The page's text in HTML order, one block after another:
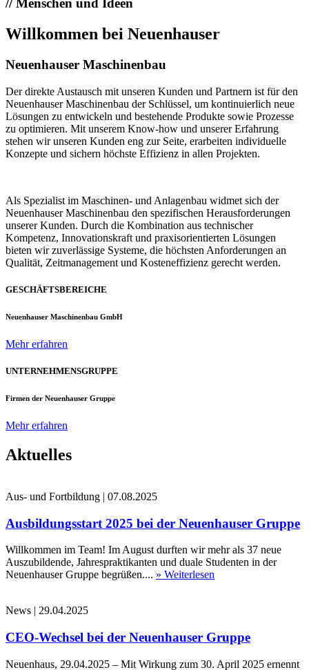
//Menschen und Ideen
Willkommen bei Neuenhauser
Neuenhauser Maschinenbau
Der direkte Austausch mit unseren Kunden und Partnern ist für den
Neuenhauser Maschinenbau der Schlüssel, um kontinuierlich neue
Lösungen zu entwickeln und bestehende Produkte sowie Prozesse
zu optimieren. Mit unserem Know-how und unserer Erfahrung
stehen wir unseren Kunden eng zur Seite, erarbeiten individuelle
Konzepte und sichern höchste Effizienz in allen Projekten.
Als Spezialist im Maschinen- und Anlagenbau widmet sich der
Neuenhauser Maschinenbau den spezifischen Herausforderungen
unserer Kunden. Durch die Kombination aus technischer
Kompetenz, Innovationskraft und praxisorientierten Lösungen
bieten wir zuverlässige Systeme, die höchsten Anforderungen an
Qualität, Zeitmanagement und Kosteneffizienz gerecht werden.
GESCHÄFTSBEREICHE
Neuenhauser Maschinenbau GmbH
Mehr erfahren
UNTERNEHMENSGRUPPE
Firmen der Neuenhauser Gruppe
Mehr erfahren
Aktuelles
Aus- und Fortbildung | 07.08.2025
Ausbildungsstart 2025 bei der Neuenhauser Gruppe
Willkommen im Team! Im August durften wir mehr als 37 neue
Auszubildende, Jahrespraktikanten und duale Studenten in der
Neuenhauser Gruppe begrüßen.... » Weiterlesen
News | 29.04.2025
CEO-Wechsel bei der Neuenhauser Gruppe
Neuenhaus, 29.04.2025 – Mit Wirkung zum 30. April 2025 ernennt